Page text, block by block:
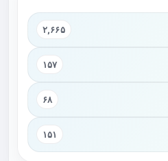
۲,۶۶۵
۱۵۷
۶۸
۱۵۱